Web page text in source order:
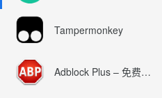
Tampermonkey
Adblock Plus – 免费的广告拦截器